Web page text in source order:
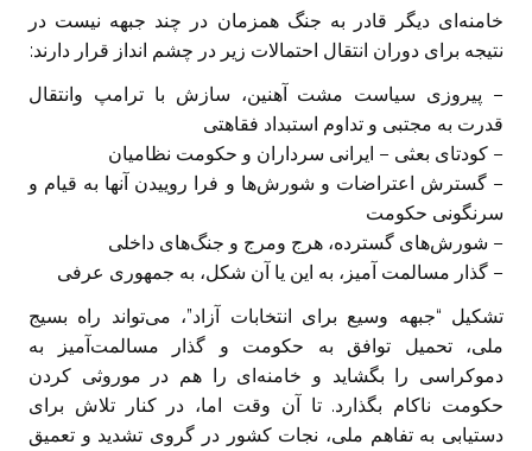
خامنه‌ای دیگر قادر به جنگ همزمان در چند جبهه نیست در
نتیجه برای دوران انتقال احتمالات زیر در چشم انداز قرار دارند:
– پیروزی سیاست مشت آهنین، سازش با ترامپ وانتقال
قدرت به مجتبی و تداوم استبداد فقاهتی
– کودتای بعثی – ایرانی سرداران و حکومت نظامیان
– گسترش اعتراضات و شورش‌ها و فرا روییدن آنها به قیام و
سرنگونی حکومت
– شورش‌های گسترده، هرج ومرج و جنگ‌های داخلی
– گذار مسالمت آمیز، به این یا آن شکل، به جمهوری عرفی
تشکیل “جبهه وسیع برای انتخابات آزاد”، می‌تواند راه بسیج
ملی، تحمیل توافق به حکومت و گذار مسالمت‌آمیز به
دموکراسی را بگشاید و خامنه‌ای را هم در موروثی کردن
حکومت ناکام بگذارد. تا آن وقت اما، در کنار تلاش برای
دستیابی به تفاهم ملی، نجات کشور در گروی تشدید و تعمیق